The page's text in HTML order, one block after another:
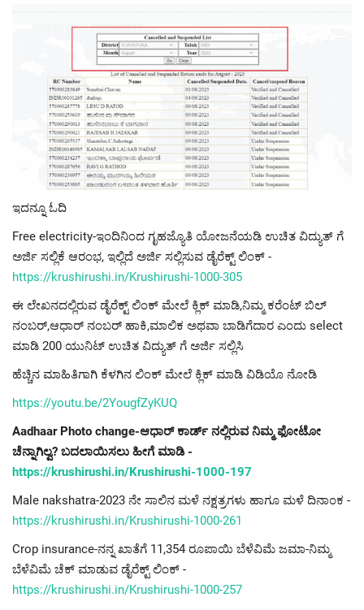
ಇದನ್ನೂ ಓದಿ
Free electricity-ಇಂದಿನಿಂದ ಗೃಹಜ್ಯೊತಿ ಯೋಜನೆಯಡಿ ಉಚಿತ ವಿದ್ಯುತ್ ಗೆ
ಅರ್ಜಿ ಸಲ್ಲಿಕೆ ಆರಂಭ, ಇಲ್ಲಿದೆ ಅರ್ಜಿ ಸಲ್ಲಿಸುವ ಡೈರೆಕ್ಟ್ ಲಿಂಕ್ -
https://krushirushi.in/Krushirushi-1000-305
ಈ ಲೇಖನದಲ್ಲಿರುವ ಡೈರೆಕ್ಟ್ ಲಿಂಕ್ ಮೇಲೆ ಕ್ಲಿಕ್ ಮಾಡಿ,ನಿಮ್ಮ ಕರೆಂಟ್ ಬಿಲ್
ನಂಬರ್,ಆಧಾರ್ ನಂಬರ್ ಹಾಕಿ,ಮಾಲಿಕ ಅಥವಾ ಬಾಡಿಗೆದಾರ ಎಂದು select
ಮಾಡಿ 200 ಯುನಿಟ್ ಉಚಿತ ವಿದ್ಯುತ್ ಗೆ ಅರ್ಜಿ ಸಲ್ಲಿಸಿ
ಹೆಚ್ಚಿನ ಮಾಹಿತಿಗಾಗಿ ಕೆಳಗಿನ ಲಿಂಕ್ ಮೇಲೆ ಕ್ಲಿಕ್ ಮಾಡಿ ವಿಡಿಯೊ ನೋಡಿ
https://youtu.be/2YougfZyKUQ
Aadhaar Photo change-ಆಧಾರ್ ಕಾರ್ಡ್ ನಲ್ಲಿರುವ ನಿಮ್ಮ ಫೋಟೋ
ಚೆನ್ನಾಗಿಲ್ವ? ಬದಲಾಯಿಸಲು ಹೀಗೆ ಮಾಡಿ -
https://krushirushi.in/Krushirushi-1000-197
Male nakshatra-2023 ನೇ ಸಾಲಿನ ಮಳೆ ನಕ್ಷತ್ರಗಳು ಹಾಗೂ ಮಳೆ ದಿನಾಂಕ -
https://krushirushi.in/Krushirushi-1000-261
Crop insurance-ನನ್ನ ಖಾತೆಗೆ 11,354 ರೂಪಾಯಿ ಬೆಳೆವಿಮೆ ಜಮಾ-ನಿಮ್ಮ
ಬೆಳೆವಿಮೆ ಚೆಕ್ ಮಾಡುವ ಡೈರೆಕ್ಟ್ ಲಿಂಕ್ -
https://krushirushi.in/Krushirushi-1000-257